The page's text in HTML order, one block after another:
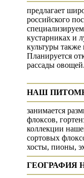
предлагает
российского
кустарниках и
культуры
Планируется
рассады овощей.
НАШ
занимается
флоксов,
коллекции
сортовых
хосты, пионы,
ГЕОГРАФИЯ